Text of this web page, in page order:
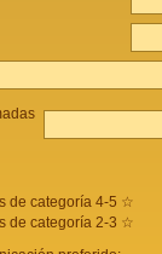
de categoría 4-5 ☆
de categoría 2-3 ☆